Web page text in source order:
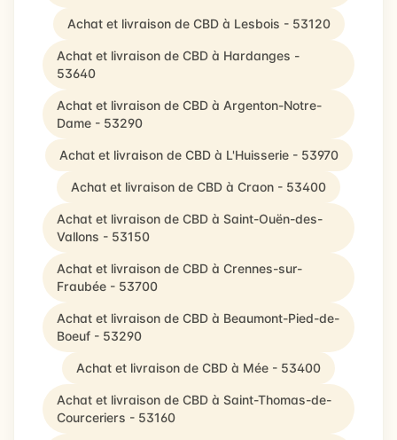
Achat et livraison de CBD à Lesbois - 53120
Achat et livraison de CBD à Hardanges -
53640
Achat et livraison de CBD à Argenton-Notre-
Dame - 53290
Achat et livraison de CBD à L'Huisserie - 53970
Achat et livraison de CBD à Craon - 53400
Achat et livraison de CBD à Saint-Ouën-des-
Vallons - 53150
Achat et livraison de CBD à Crennes-sur-
Fraubée - 53700
Achat et livraison de CBD à Beaumont-Pied-de-
Boeuf - 53290
Achat et livraison de CBD à Mée - 53400
Achat et livraison de CBD à Saint-Thomas-de-
Courceriers - 53160